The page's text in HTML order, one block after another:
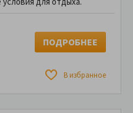
В избранное
ПОДРОБНЕЕ